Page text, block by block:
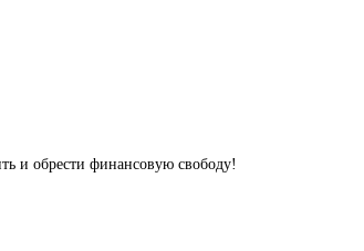
и обрести финансовую свободу!